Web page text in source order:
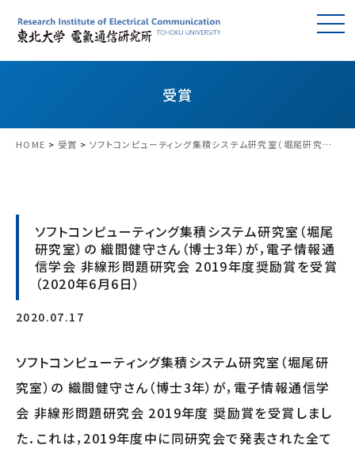
受賞
HOME > 受賞 > ソフトコンピューティング集積システム研究室（堀尾研究室）の 織間健守さん（博士3年）が，電子情報通信学会 非線形問題研究会 2019年度奨励賞を受賞（2020年6月6日）
ソフトコンピューティング集積システム研究室（堀尾
研究室）の 織間健守さん（博士3年）が，電子情報通
信学会 非線形問題研究会 2019年度奨励賞を受賞
（2020年6月6日）
2020.07.17
ソフトコンピューティング集積システム研究室（堀尾研
究室）の 織間健守さん（博士3年）が，電子情報通信学
会 非線形問題研究会 2019年度 奨励賞を受賞しまし
た．これは，2019年度中に同研究会で発表された全て